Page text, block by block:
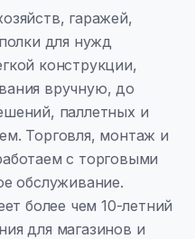
гаражей,
для нужд
конструкции,
вручную, до
паллетных и
Торговля, монтаж и
с торговыми
обслуживание.
более чем 10-летний
для магазинов и